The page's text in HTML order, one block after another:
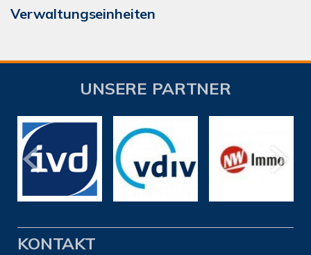
Verwaltungseinheiten
UNSERE PARTNER
KONTAKT